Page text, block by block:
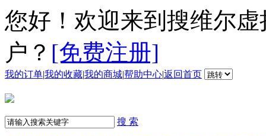
您好！欢迎来到搜维尔
户？ [免费注册]
我的订单|我的收藏|我的商城|帮助中心|返回首页
搜 索